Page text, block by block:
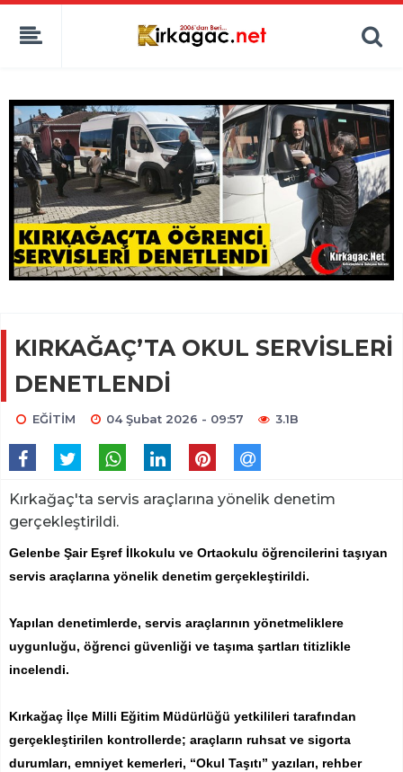
KIRKAĞAÇ’TA OKUL SERVİSLERİ
DENETLENDİ
EĞİTİM 04 Şubat 2026 - 09:57 3.1B
Kırkağaç'ta servis araçlarına yönelik denetim
gerçekleştirildi.
Gelenbe Şair Eşref İlkokulu ve Ortaokulu öğrencilerini taşıyan
servis araçlarına yönelik denetim gerçekleştirildi.
Yapılan denetimlerde, servis araçlarının yönetmeliklere
uygunluğu, öğrenci güvenliği ve taşıma şartları titizlikle
incelendi.
Kırkağaç İlçe Milli Eğitim Müdürlüğü yetkilileri tarafından
gerçekleştirilen kontrollerde; araçların ruhsat ve sigorta
durumları, emniyet kemerleri, “Okul Taşıtı” yazıları, rehber